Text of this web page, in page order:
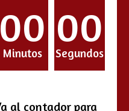
00
Minutos
00
Segundos
al contador para